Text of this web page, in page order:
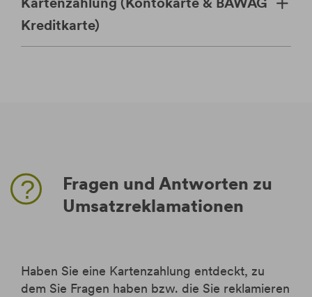
Kreditkarte)
Fragen und Antworten zu
Umsatzreklamationen
Haben Sie eine Kartenzahlung entdeckt, zu
dem Sie Fragen haben bzw. die Sie reklamieren